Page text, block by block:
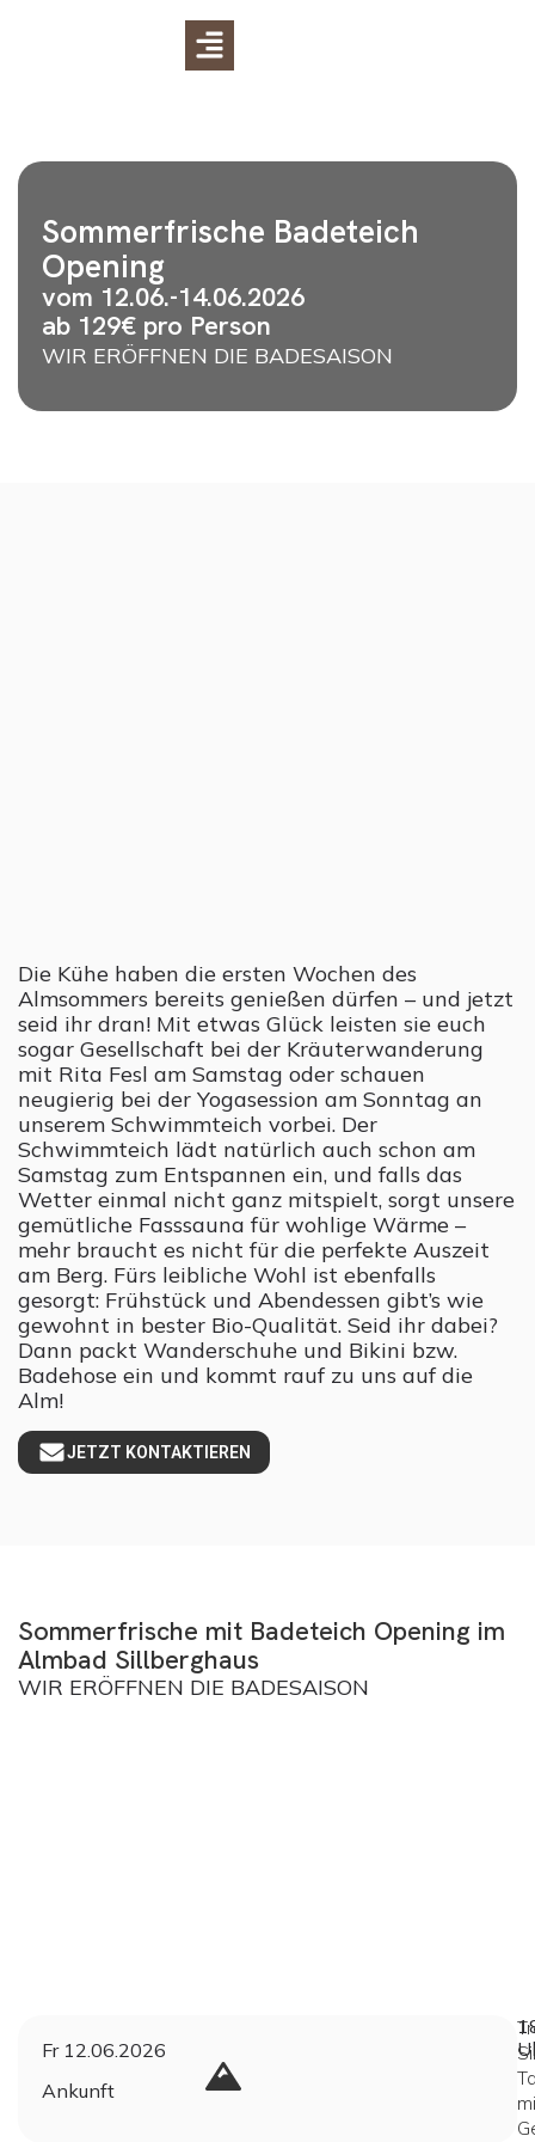
Sommerfrische Badeteich
Opening
vom 12.06.-14.06.2026
ab 129€ pro Person
WIR ERÖFFNEN DIE BADESAISON
Die Kühe haben die ersten Wochen des
Almsommers bereits genießen dürfen – und jetzt
seid ihr dran! Mit etwas Glück leisten sie euch
sogar Gesellschaft bei der Kräuterwanderung
mit Rita Fesl am Samstag oder schauen
neugierig bei der Yogasession am Sonntag an
unserem Schwimmteich vorbei. Der
Schwimmteich lädt natürlich auch schon am
Samstag zum Entspannen ein, und falls das
Wetter einmal nicht ganz mitspielt, sorgt unsere
gemütliche Fasssauna für wohlige Wärme –
mehr braucht es nicht für die perfekte Auszeit
am Berg. Fürs leibliche Wohl ist ebenfalls
gesorgt: Frühstück und Abendessen gibt’s wie
gewohnt in bester Bio-Qualität. Seid ihr dabei?
Dann packt Wanderschuhe und Bikini bzw.
Badehose ein und kommt rauf zu uns auf die
Alm!
JETZT KONTAKTIEREN
Sommerfrische mit Badeteich Opening im
Almbad Sillberghaus
WIR ERÖFFNEN DIE BADESAISON
Fr 12.06.2026
Ankunft